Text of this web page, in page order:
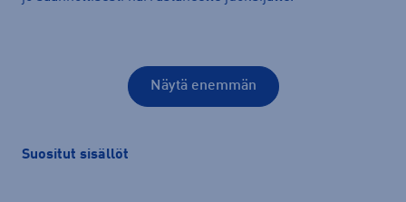
Näytä enemmän
Suositut sisällöt